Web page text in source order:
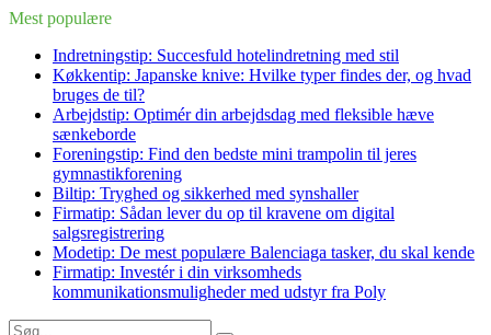
Mest populære
Indretningstip: Succesfuld hotelindretning med stil
Køkkentip: Japanske knive: Hvilke typer findes der, og hvad
bruges de til?
Arbejdstip: Optimér din arbejdsdag med fleksible hæve
sænkeborde
Foreningstip: Find den bedste mini trampolin til jeres
gymnastikforening
Biltip: Tryghed og sikkerhed med synshaller
Firmatip: Sådan lever du op til kravene om digital
salgsregistrering
Modetip: De mest populære Balenciaga tasker, du skal kende
Firmatip: Investér i din virksomheds
kommunikationsmuligheder med udstyr fra Poly